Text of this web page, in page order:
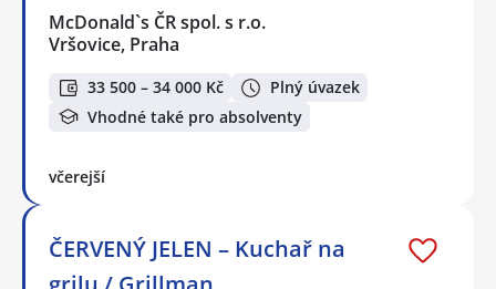
McDonald`s ČR spol. s r.o.
Vršovice, Praha
33 500 – 34 000 Kč
Plný úvazek
Vhodné také pro absolventy
včerejší
ČERVENÝ JELEN – Kuchař na